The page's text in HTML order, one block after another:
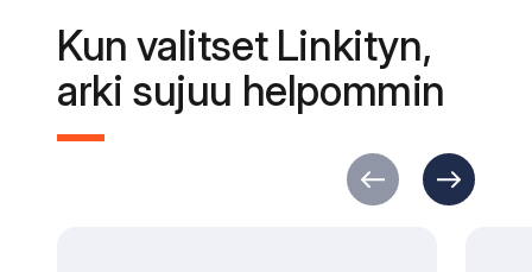
Kun valitset Linkityn,
arki sujuu helpommin